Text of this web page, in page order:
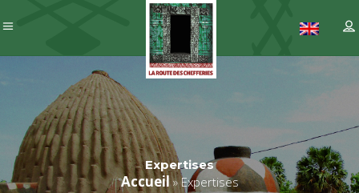
Expertises
Accueil»Expertises